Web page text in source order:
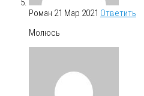
Роман 21 Мар 2021 Ответить
Молюсь